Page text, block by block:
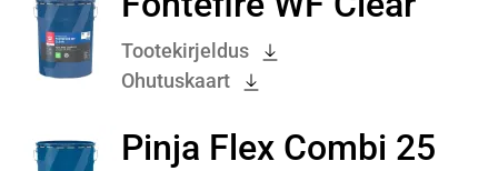
Tootekirjeldus
Ohutuskaart
Pinja Flex Combi 25